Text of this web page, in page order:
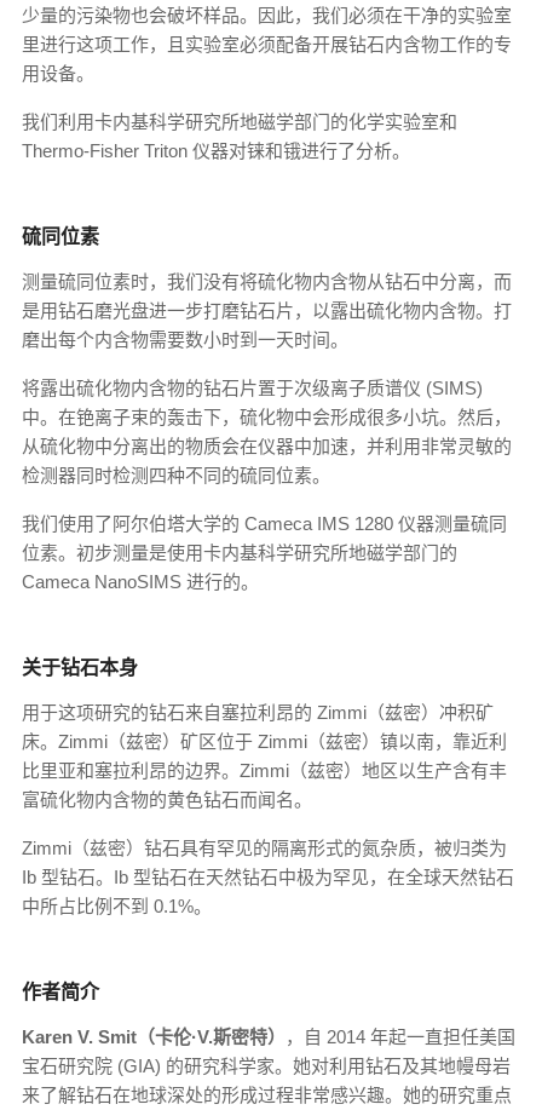
少量的污染物也会破坏样品。因此，我们必须在干净的实验室
里进行这项工作，且实验室必须配备开展钻石内含物工作的专
用设备。
我们利用卡内基科学研究所地磁学部门的化学实验室和
Thermo-Fisher Triton 仪器对铼和锇进行了分析。
硫同位素
测量硫同位素时，我们没有将硫化物内含物从钻石中分离，而
是用钻石磨光盘进一步打磨钻石片，以露出硫化物内含物。打
磨出每个内含物需要数小时到一天时间。
将露出硫化物内含物的钻石片置于次级离子质谱仪 (SIMS)
中。在铯离子束的轰击下，硫化物中会形成很多小坑。然后，
从硫化物中分离出的物质会在仪器中加速，并利用非常灵敏的
检测器同时检测四种不同的硫同位素。
我们使用了阿尔伯塔大学的 Cameca IMS 1280 仪器测量硫同
位素。初步测量是使用卡内基科学研究所地磁学部门的
Cameca NanoSIMS 进行的。
关于钻石本身
用于这项研究的钻石来自塞拉利昂的 Zimmi（兹密）冲积矿
床。Zimmi（兹密）矿区位于 Zimmi（兹密）镇以南，靠近利
比里亚和塞拉利昂的边界。Zimmi（兹密）地区以生产含有丰
富硫化物内含物的黄色钻石而闻名。
Zimmi（兹密）钻石具有罕见的隔离形式的氮杂质，被归类为
Ib 型钻石。Ib 型钻石在天然钻石中极为罕见，在全球天然钻石
中所占比例不到 0.1%。
作者简介
Karen V. Smit（卡伦·V.斯密特）
，自 2014 年起一直担任美国
宝石研究院 (GIA) 的研究科学家。她对利用钻石及其地幔母岩
来了解钻石在地球深处的形成过程非常感兴趣。她的研究重点